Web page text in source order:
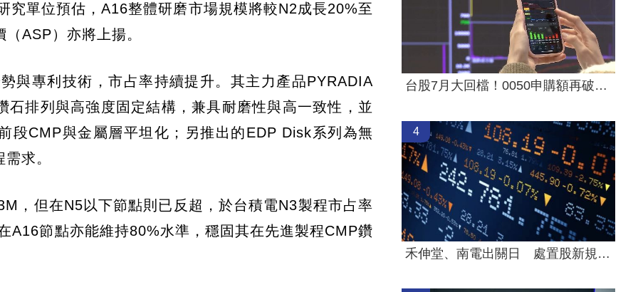
究單位預估，A16整體研磨市場規模將較N2成長20%至
ASP）亦將上揚。
與專利技術，市占率持續提升。其主力產品PYRADIA
石排列與高強度固定結構，兼具耐磨性與高一致性，並
段CMP與金屬層平坦化；另推出的EDP Disk系列為無
求。
，但在N5以下節點則已反超，於台積電N3製程市占率
A16節點亦能維持80%水準，穩固其在先進製程CMP鑽
台股7月大回檔！0050申購額再破紀錄
4
禾伸堂、南電出關日 處置股新規風險曝